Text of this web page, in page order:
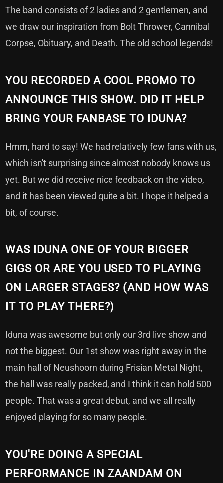
The band consists of 2 ladies and 2 gentlemen, and
we draw our inspiration from Bolt Thrower, Cannibal
Corpse, Obituary, and Death. The old school legends!
YOU RECORDED A COOL PROMO TO
ANNOUNCE THIS SHOW. DID IT HELP
BRING YOUR FANBASE TO IDUNA?
Hmm, hard to say! We had relatively few fans with us,
which isn't surprising since almost nobody knows us
yet. But we did receive nice feedback on the video,
and it has been viewed quite a bit. I hope it helped a
bit, of course.
WAS IDUNA ONE OF YOUR BIGGER
GIGS OR ARE YOU USED TO PLAYING
ON LARGER STAGES? (AND HOW WAS
IT TO PLAY THERE?)
Iduna was awesome but only our 3rd live show and
not the biggest. Our 1st show was right away in the
main hall of Neushoorn during Frisian Metal Night,
the hall was really packed, and I think it can hold 500
people. That was a great debut, and we all really
enjoyed playing for so many people.
YOU'RE DOING A SPECIAL
PERFORMANCE IN ZAANDAM ON